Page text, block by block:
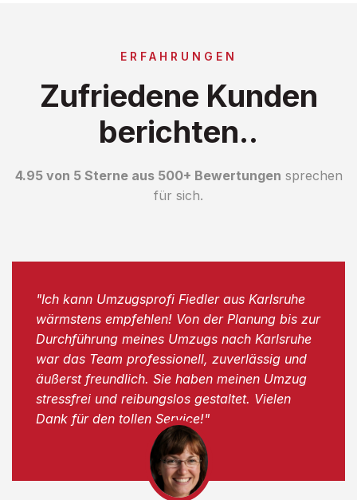
ERFAHRUNGEN
Zufriedene Kunden
berichten..
4.95 von 5 Sterne aus 500+ Bewertungen sprechen
für sich.
"Ich kann Umzugsprofi Fiedler aus Karlsruhe
wärmstens empfehlen! Von der Planung bis zur
Durchführung meines Umzugs nach Karlsruhe
war das Team professionell, zuverlässig und
äußerst freundlich. Sie haben meinen Umzug
stressfrei und reibungslos gestaltet. Vielen
Dank für den tollen Service!"